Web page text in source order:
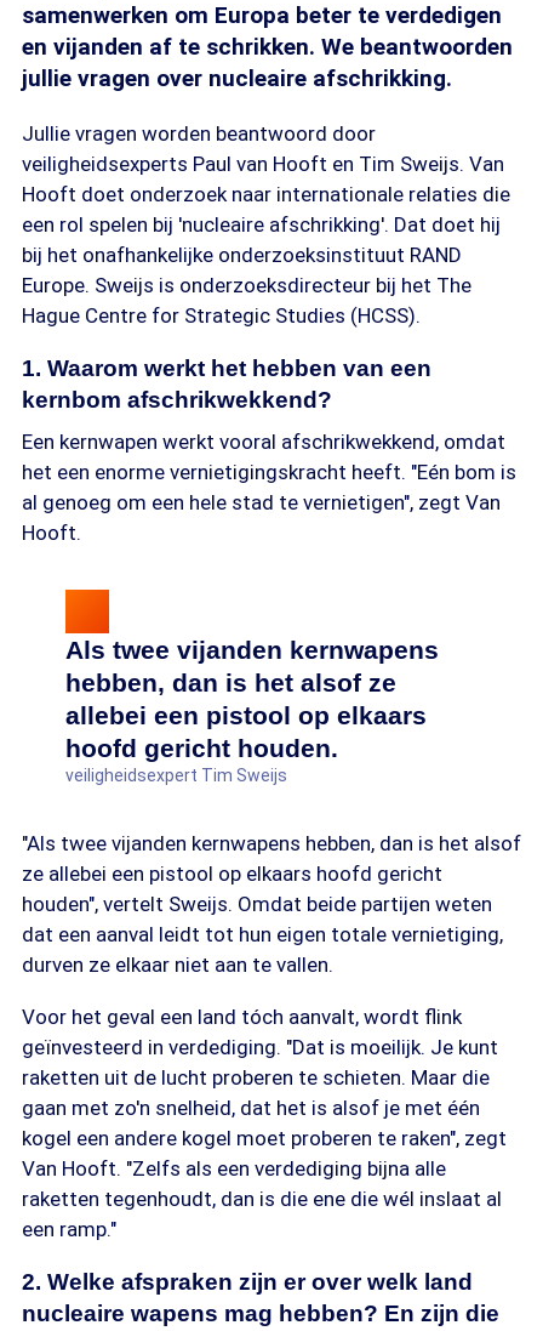
samenwerken om Europa beter te verdedigen
en vijanden af te schrikken. We beantwoorden
jullie vragen over nucleaire afschrikking.
Jullie vragen worden beantwoord door
veiligheidsexperts Paul van Hooft en Tim Sweijs. Van
Hooft doet onderzoek naar internationale relaties die
een rol spelen bij 'nucleaire afschrikking'. Dat doet hij
bij het onafhankelijke onderzoeksinstituut RAND
Europe. Sweijs is onderzoeksdirecteur bij het The
Hague Centre for Strategic Studies (HCSS).
1. Waarom werkt het hebben van een
kernbom afschrikwekkend?
Een kernwapen werkt vooral afschrikwekkend, omdat
het een enorme vernietigingskracht heeft. "Eén bom is
al genoeg om een hele stad te vernietigen", zegt Van
Hooft.
Als twee vijanden kernwapens
hebben, dan is het alsof ze
allebei een pistool op elkaars
hoofd gericht houden.
veiligheidsexpert Tim Sweijs
"Als twee vijanden kernwapens hebben, dan is het alsof
ze allebei een pistool op elkaars hoofd gericht
houden", vertelt Sweijs. Omdat beide partijen weten
dat een aanval leidt tot hun eigen totale vernietiging,
durven ze elkaar niet aan te vallen.
Voor het geval een land tóch aanvalt, wordt flink
geïnvesteerd in verdediging. "Dat is moeilijk. Je kunt
raketten uit de lucht proberen te schieten. Maar die
gaan met zo'n snelheid, dat het is alsof je met één
kogel een andere kogel moet proberen te raken", zegt
Van Hooft. "Zelfs als een verdediging bijna alle
raketten tegenhoudt, dan is die ene die wél inslaat al
een ramp."
2. Welke afspraken zijn er over welk land
nucleaire wapens mag hebben? En zijn die